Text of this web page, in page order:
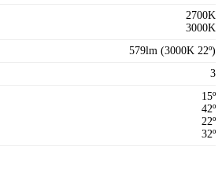
2700K
3000K
579lm (3000K 22º)
3
15º
42º
22º
32º